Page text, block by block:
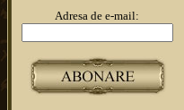
Adresa de e-mail: